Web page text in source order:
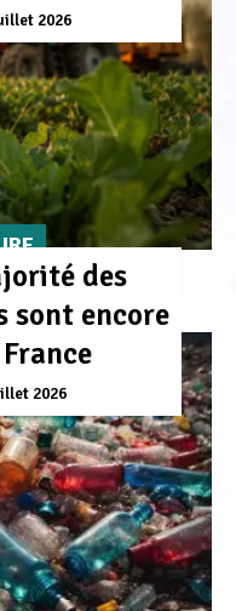
2026
des
sont encore
2026